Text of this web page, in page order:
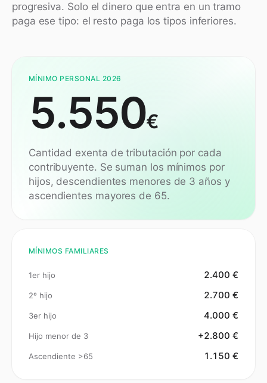
progresiva. Solo el dinero que entra en un tramo
paga ese tipo: el resto paga los tipos inferiores.
MÍNIMO PERSONAL 2026
5.550€
Cantidad exenta de tributación por cada
contribuyente. Se suman los mínimos por
hijos, descendientes menores de 3 años y
ascendientes mayores de 65.
MÍNIMOS FAMILIARES
1er hijo 2.400 €
2º hijo 2.700 €
3er hijo 4.000 €
Hijo menor de 3 +2.800 €
Ascendiente >65 1.150 €